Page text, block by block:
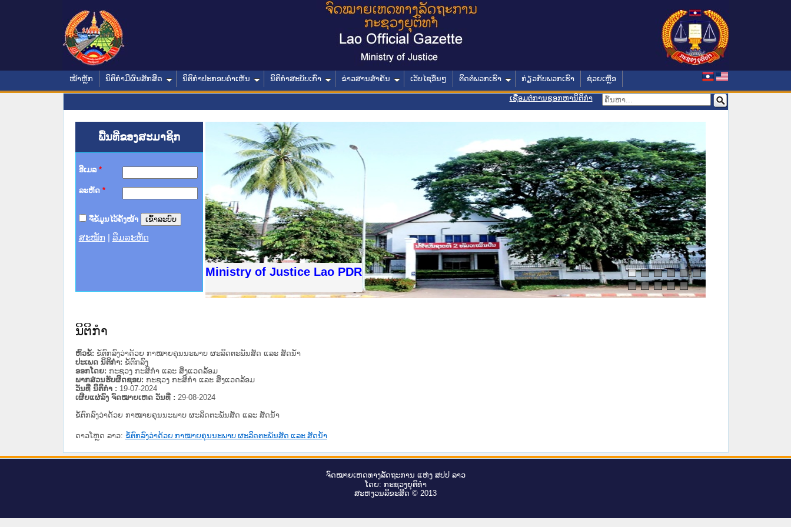
ໜ້າຫຼັກ ນິຕິກໍາມີຜົນສັກສິດ ນິຕິກໍາປະກອບຄໍາເຫັນ ນິຕິກໍາສະບັບເກົ່າ ຂ່າວສານສໍາຄັນ ເວັບໄຊອື່ນໆ ຕິດຕໍ່ພວກເຮົາ ກ່ຽວກັບພວກເຮົາ ຊ່ວຍເຫຼືອ
ເຊື່ອມຕໍ່ການຊອກຫານິຕິກຳ
ພື້ນທີ່ຂອງສະມາຊິກ
ອີເມລ *
ລະຫັດ *
ຈື່ຂໍ້ມູນໄວ້ຄັ້ງໜ້າ
ສະໝັກ ລືມລະຫັດ
Ministry of Justice Lao PDR
ານສະພາປະຊາຊົນ ພາກເໜືອ
ທາງລັດຖະການ
ສຳລັບ ພາກກາງ
ສຳລັບ ພາກໃຕ້
ວິທະຍາຄານຕຳຫຼວດປະຊາຊົນ
ວິທະຍາຄານສັນຕິບານປະຊາຊົນ
ຂັ້ນແຂວງພາກເໜືອ
ານສະພາປະຊາຊົນ ພາກກາງ
ນິຕິກໍາ
ຫົວຂໍ້: ຂໍ້ຕົກລົງວ່າດ້ວຍ ກາໝາຍຄຸນນະພາບ ຜະລິດຕະພັນສັດ ແລະ ສັດນ້ຳ
ປະເພດ ນິຕິກໍາ: ຂໍ້ຕົກລົງ
ອອກໂດຍ: ກະຊວງ ກະສິກຳ ແລະ ສິ່ງແວດລ້ອມ
ພາກສ່ວນຮັບຜິດຊອບ: ກະຊວງ ກະສິກຳ ແລະ ສິ່ງແວດລ້ອມ
ວັນທີ່ ນິຕິກໍາ : 19-07-2024
ເຜີຍແຜ່ລົງ ຈົດໝາຍເຫດ ວັນທີ່ : 29-08-2024
ຂໍ້ຕົກລົງວ່າດ້ວຍ ກາໝາຍຄຸນນະພາບ ຜະລິດຕະພັນສັດ ແລະ ສັດນ້ຳ
ດາວໂຫຼດ ລາວ: ຂໍ້ຕົກລົງວ່າດ້ວຍ ກາໝາຍຄຸນນະພາບ ຜະລິດຕະພັນສັດ ແລະ ສັດນ້ຳ
ຈົດ​ໝາຍ​ເຫດ​ທາງ​ລັດ​ຖະ​ການ ແຫ່ງ ສ​ປ​ປ ລາວ
ໂດຍ: ກະ​ຊວງຍຸ​ຕິ​ທຳ
ສະ​ຫງວນ​ລິ​ຂະ​ສິດ © 2013